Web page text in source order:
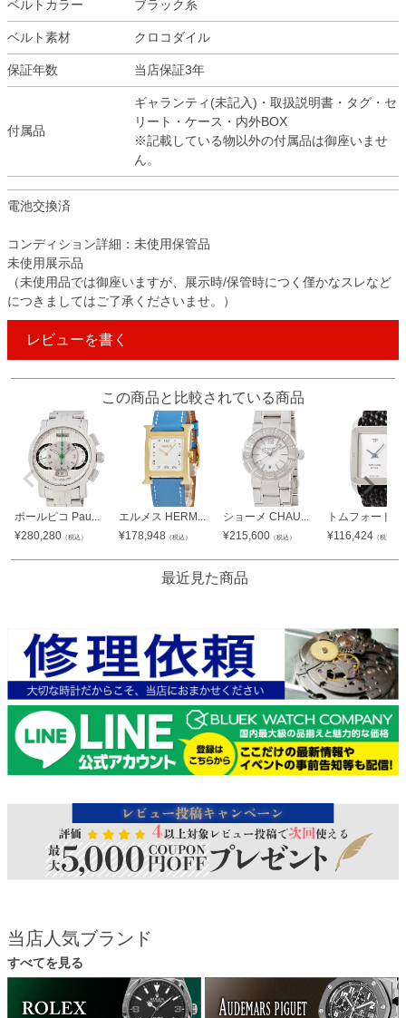
ベルトカラー ブラック系
ベルト素材 クロコダイル
保証年数 当店保証3年
付属品
ギャランティ(未記入)・取扱説明書・タグ・セ
リート・ケース・内外BOX
※記載している物以外の付属品は御座いませ
ん。
電池交換済
コンディション詳細：未使用保管品
未使用展示品
（未使用品では御座いますが、展示時/保管時につく僅かなスレなど
につきましてはご了承くださいませ。）
レビューを書く
この商品と比較されている商品
ポールピコ Pau...
¥280,280 （税込）
エルメス HERM...
¥178,948 （税込）
ショーメ CHAU...
¥215,600 （税込）
トムフォード
¥116,424 （税込）
最近見た商品
当店人気ブランド
すべてを見る